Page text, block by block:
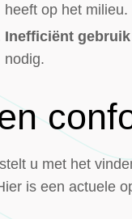
heeft op het milieu.
Inefficiënt
nodig.
u met het
is een actuele